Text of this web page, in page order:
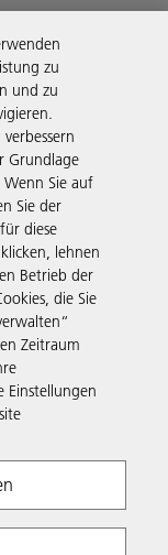
zu
und zu
Grundlage
Sie auf
Sie der
diese
lehnen
Betrieb der
die Sie
Zeitraum
Einstellungen